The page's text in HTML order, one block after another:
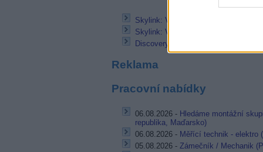
Skylink: Volné vysílaní AMC
Skylink: Volně vysílané Viasat
Discovery a Eurosport skončí na
Reklama
Pracovní nabídky
06.08.2026 - Hledáme montážní
republika, Maďarsko)
06.08.2026 - Měřící technik - elektro
05.08.2026 - Zámečník / Mechanik